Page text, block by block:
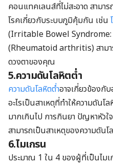
คอนแทคเลนส์ที่ไม่สะอาด สามา
โรคเกี่ยวกับระบบภูมิคุ้มกัน เช่น
(Irritable Bowel Syndrome:
(Rheumatoid arthritis) สามา
ดวงตาของคุณ
5.ความดันโลหิตต่ำ
ความดันโลหิตต่ำอาจเกี่ยวข้องกับ
อะไรเป็นสาเหตุที่ทำให้ความดันโ
มากเกินไป การกินยา ปัญหาหัวใ
สามารถเป็นสาเหตุของความดันโ
6.ไมเกรน
ประมาณ 1 ใน 4 ของผู้ที่เป็นไมเ